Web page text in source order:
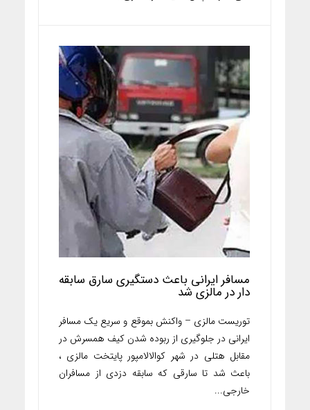
مسافر ایرانی باعث دستگیری سارق سابقه
دار در مالزی شد
توریست مالزی – واکنش بموقع و سریع یک مسافر
ایرانی در جلوگیری از ربوده شدن کیف همسرش در
مقابل هتلی در شهر کوالالامپور پایتخت مالزی ،
باعث شد تا سارقی که سابقه دزدی از مسافران
خارجی...